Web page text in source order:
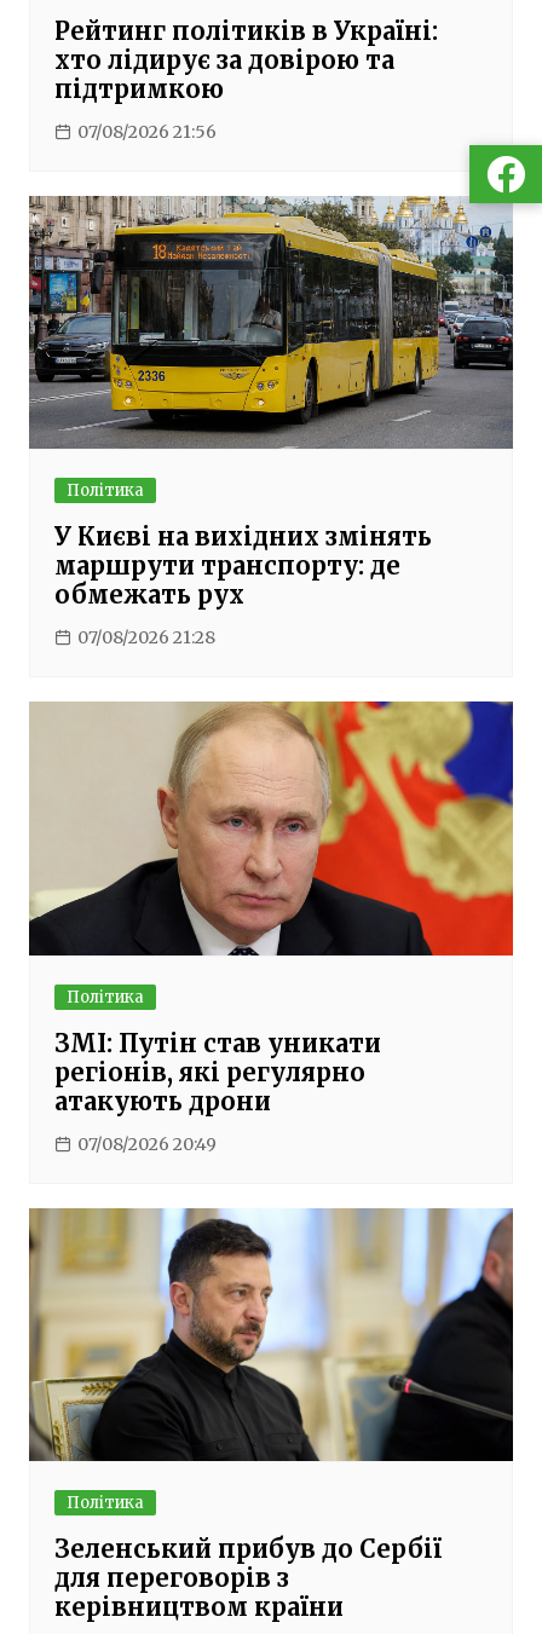
Рейтинг політиків в Україні:
хто лідирує за довірою та
підтримкою
07/08/2026 21:56
Політика
У Києві на вихідних змінять
маршрути транспорту: де
обмежать рух
07/08/2026 21:28
Політика
ЗМІ: Путін став уникати
регіонів, які регулярно
атакують дрони
07/08/2026 20:49
Політика
Зеленський прибув до Сербії
для переговорів з
керівництвом країни